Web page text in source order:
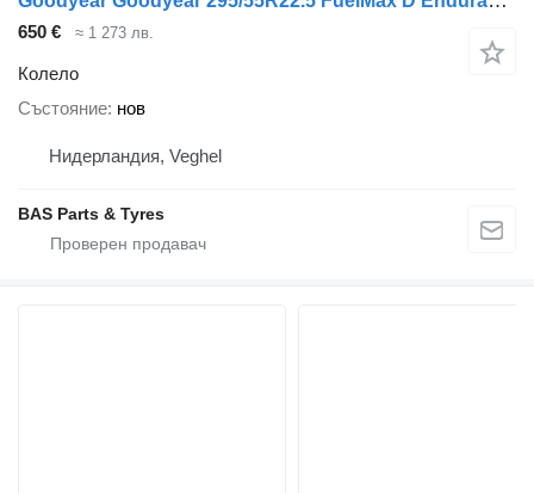
650 € ≈ 1 273 лв.
Колело
Състояние нов
Нидерландия, Veghel
BAS Parts & Tyres